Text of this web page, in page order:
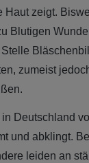
zeigt.
Blutigen
zumeist
Deutschland
und abklingt.
leiden an